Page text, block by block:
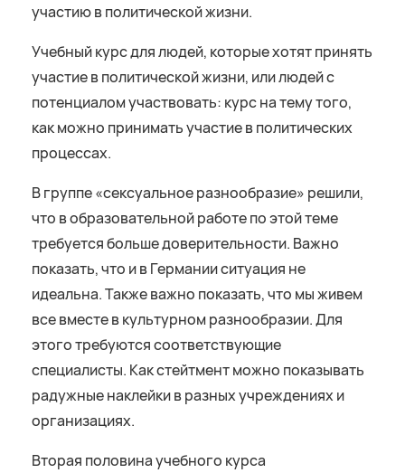
участию в политической жизни.
Учебный курс для людей, которые хотят принять
участие в политической жизни, или людей с
потенциалом участвовать: курс на тему того,
как можно принимать участие в политических
процессах.
В группе «сексуальное разнообразие» решили,
что в образовательной работе по этой теме
требуется больше доверительности. Важно
показать, что и в Германии ситуация не
идеальна. Также важно показать, что мы живем
все вместе в культурном разнообразии. Для
этого требуются соответствующие
специалисты. Как стейтмент можно показывать
радужные наклейки в разных учреждениях и
организациях.
Вторая половина учебного курса